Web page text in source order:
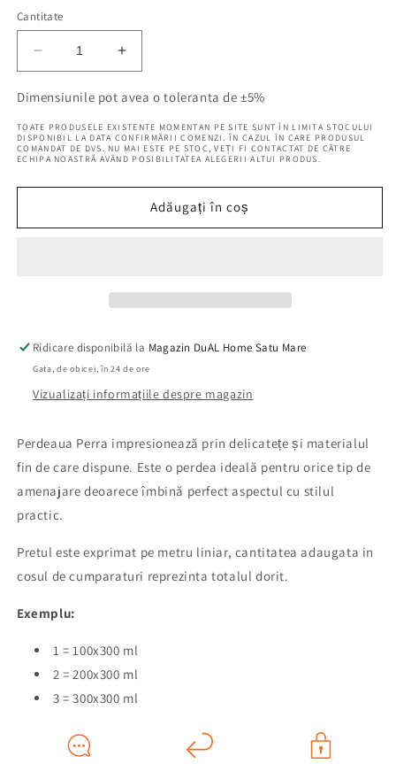
Cantitate
Reduceți
cantitatea
pentru
Perra
Crem
Creșteți
cantitatea
pentru
Perra
Crem
Dimensiunile pot avea o toleranta de ±5%
TOATE PRODUSELE EXISTENTE MOMENTAN PE SITE SUNT ÎN LIMITA STOCULUI
DISPONIBIL LA DATA CONFIRMĂRII COMENZI. ÎN CAZUL ÎN CARE PRODUSUL
COMANDAT DE DVS. NU MAI ESTE PE STOC, VEȚI FI CONTACTAT DE CĂTRE
ECHIPA NOASTRĂ AVÂND POSIBILITATEA ALEGERII ALTUI PRODUS.
Adăugați în coș
Ridicare disponibilă la Magazin DuAL Home Satu Mare
Gata, de obicei, în 24 de ore
Vizualizați informațiile despre magazin
Perdeaua Perra impresionează prin delicatețe și materialul
fin de care dispune. Este o perdea ideală pentru orice tip de
amenajare deoarece îmbină perfect aspectul cu stilul
practic.
Pretul este exprimat pe metru liniar, cantitatea adaugata in
cosul de cumparaturi reprezinta totalul dorit.
Exemplu:
1 = 100x300 ml
2 = 200x300 ml
3 = 300x300 ml